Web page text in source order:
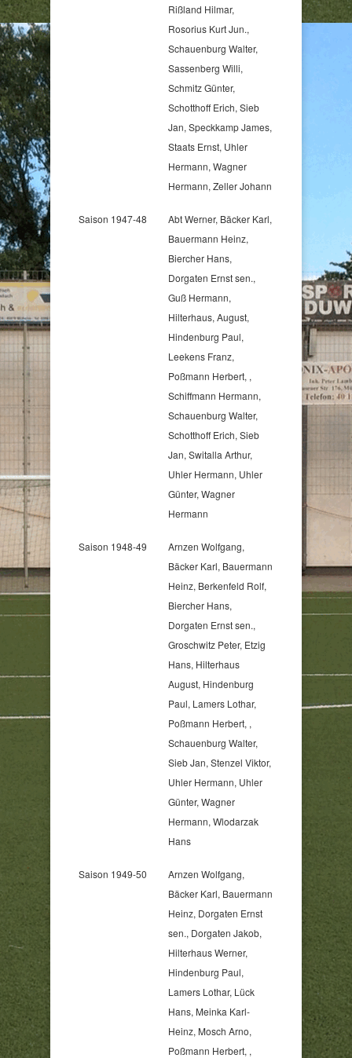
Rißland Hilmar,
Rosorius Kurt Jun.,
Schauenburg Walter,
Sassenberg Willi,
Schmitz Günter,
Schotthoff Erich, Sieb
Jan, Speckkamp James,
Staats Ernst, Uhler
Hermann, Wagner
Hermann, Zeller Johann
Saison 1947-48
Abt Werner, Bäcker Karl,
Bauermann Heinz,
Biercher Hans,
Dorgaten Ernst sen.,
Guß Hermann,
Hilterhaus, August,
Hindenburg Paul,
Leekens Franz,
Poßmann Herbert, ,
Schiffmann Hermann,
Schauenburg Walter,
Schotthoff Erich, Sieb
Jan, Switalla Arthur,
Uhler Hermann, Uhler
Günter, Wagner
Hermann
Saison 1948-49
Arnzen Wolfgang,
Bäcker Karl, Bauermann
Heinz, Berkenfeld Rolf,
Biercher Hans,
Dorgaten Ernst sen.,
Groschwitz Peter, Etzig
Hans, Hilterhaus
August, Hindenburg
Paul, Lamers Lothar,
Poßmann Herbert, ,
Schauenburg Walter,
Sieb Jan, Stenzel Viktor,
Uhler Hermann, Uhler
Günter, Wagner
Hermann, Wlodarzak
Hans
Saison 1949-50
Arnzen Wolfgang,
Bäcker Karl, Bauermann
Heinz, Dorgaten Ernst
sen., Dorgaten Jakob,
Hilterhaus Werner,
Hindenburg Paul,
Lamers Lothar, Lück
Hans, Meinka Karl-
Heinz, Mosch Arno,
Poßmann Herbert, ,